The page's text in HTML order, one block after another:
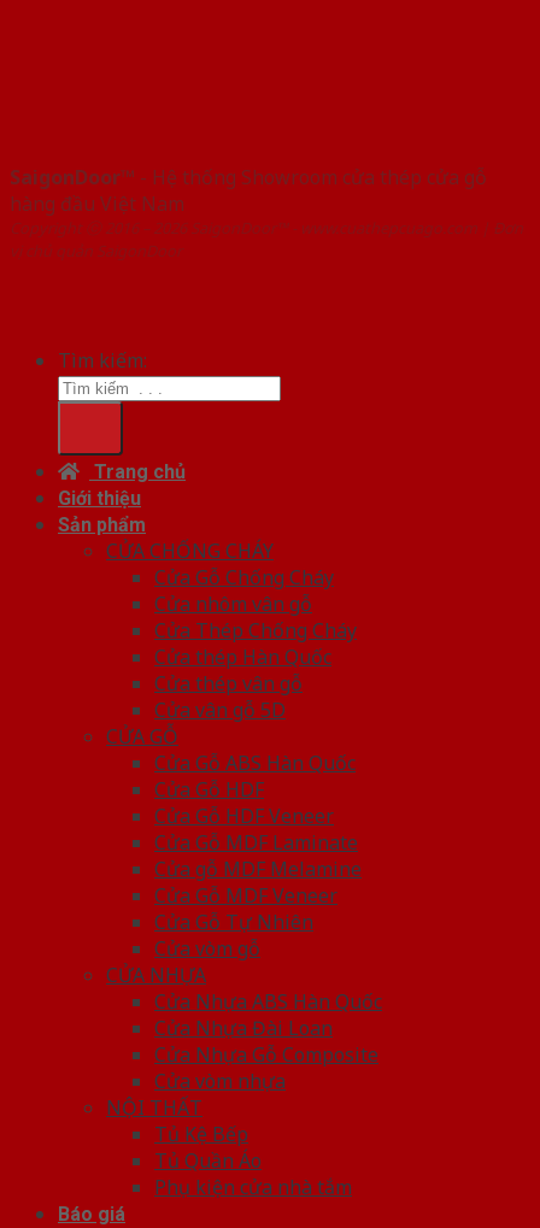
SaigonDoor™ - Hệ thống Showroom cửa thép cửa gỗ
hàng đầu Việt Nam
Copyright ⓒ 2016 – 2026 SaigonDoor™ - www.cuathepcuago.com | Đơn
vị chủ quản SaigonDoor
Tìm kiếm:
Trang chủ
Giới thiệu
Sản phẩm
CỬA CHỐNG CHÁY
Cửa Gỗ Chống Cháy
Cửa nhôm vân gỗ
Cửa Thép Chống Cháy
Cửa thép Hàn Quốc
Cửa thép vân gỗ
Cửa vân gỗ 5D
CỬA GỖ
Cửa Gỗ ABS Hàn Quốc
Cửa Gỗ HDF
Cửa Gỗ HDF Veneer
Cửa Gỗ MDF Laminate
Cửa gỗ MDF Melamine
Cửa Gỗ MDF Veneer
Cửa Gỗ Tự Nhiên
Cửa vòm gỗ
CỬA NHỰA
Cửa Nhựa ABS Hàn Quốc
Cửa Nhựa Đài Loan
Cửa Nhựa Gỗ Composite
Cửa vòm nhựa
NỘI THẤT
Tủ Kệ Bếp
Tủ Quần Áo
Phụ kiện cửa nhà tắm
Báo giá